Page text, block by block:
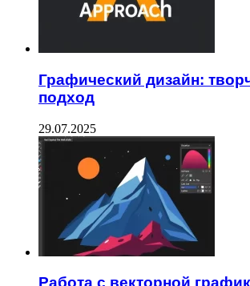
Графический дизайн:
подход
29.07.2025